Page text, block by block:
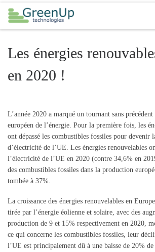
Passer au contenu
Les énergies
en 2020 !
L’année 2020 a marqué un tournant sans précédent
européen de l’énergie. Pour la première fois, les
ont dépassé les combustibles fossiles pour devenir
d’électricité de l’UE. Les énergies renouvelables
l’électricité de l’UE en 2020 (contre 34,6% en
des combustibles fossiles dans la production
tombée à 37%.
La croissance des énergies renouvelables en
tirée par l’énergie éolienne et solaire, avec des
production de 9 et 15% respectivement en 2020,
ce qui concerne les combustibles fossiles, leur
l’UE est principalement dû à une baisse de 20%